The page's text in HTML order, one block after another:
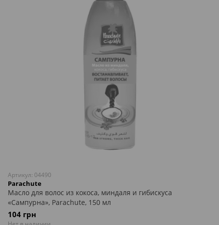
Артикул: 04490
Parachute
Масло для волос из кокоса, миндаля и гибискуса
«Сампурна», Parachute, 150 мл
104 грн